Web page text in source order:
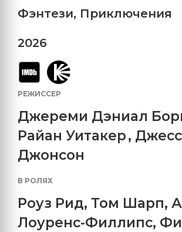
Фэнтези, Приключения
2026
РЕЖИССЕР
Джереми Дэниал
Райан Уитакер,
Джонсон
В РОЛЯХ
Роуз Рид, Том Шарп,
Лоуренс-Филлипс,